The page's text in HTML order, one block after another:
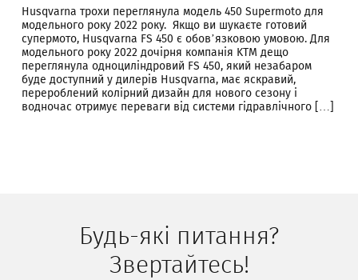
Husqvarna трохи переглянула модель 450 Supermoto для
модельного року 2022 року. Якщо ви шукаєте готовий
супермото, Husqvarna FS 450 є обов’язковою умовою. Для
модельного року 2022 дочірня компанія KTM дещо
переглянула одноциліндровий FS 450, який незабаром
буде доступний у дилерів Husqvarna, має яскравий,
перероблений колірний дизайн для нового сезону і
водночас отримує переваги від системи гідравлічного […]
Будь-які питання?
Звертайтесь!